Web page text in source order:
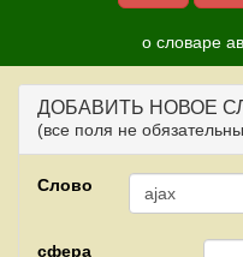
о словаре
ДОБАВИТЬ НОВОЕ
(все поля не
Слово
сфера